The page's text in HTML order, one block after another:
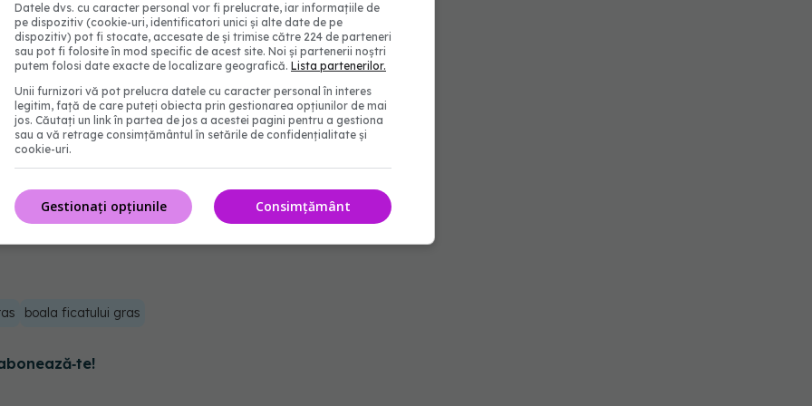
continua să dezvolte ciroză (cicatrici ireversibile
ar trebui să fie bine dacă își
corespunzător. "
mai atentă asupra modului în care factorii de
de boli hepatice grase nealcoolice mai
boala ficatului gras
Datele dvs. cu caracter personal vor fi prelucrate, iar informațiile de
pe dispozitiv (cookie-uri, identificatori unici și alte date de pe
dispozitiv) pot fi stocate, accesate de și trimise către 224 de parteneri
sau pot fi folosite în mod specific de acest site. Noi și partenerii noștri
putem folosi date exacte de localizare geografică. Lista partenerilor.
Unii furnizori vă pot prelucra datele cu caracter personal în interes
legitim, față de care puteți obiecta prin gestionarea opțiunilor de mai
jos. Căutați un link în partea de jos a acestei pagini pentru a gestiona
sau a vă retrage consimțământul în setările de confidențialitate și
cookie-uri.
Consimțământ
Gestionați opțiunile